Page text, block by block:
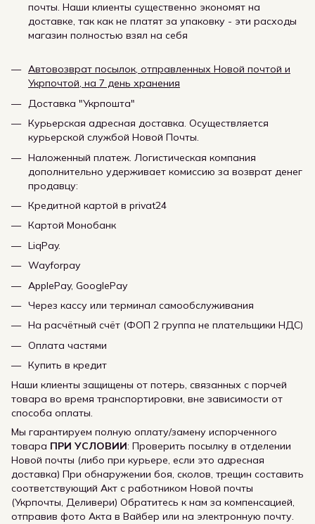
почты. Наши клиенты существенно экономят на
доставке, так как не платят за упаковку - эти расходы
магазин полностью взял на себя
Автовозврат посылок, отправленных Новой почтой и
Укрпочтой, на 7 день хранения
Доставка "Укрпошта"
Курьерская адресная доставка. Осуществляется
курьерской службой Новой Почты.
Наложенный платеж. Логистическая компания
дополнительно удерживает комиссию за возврат денег
продавцу:
Кредитной картой в privat24
Картой Монобанк
LiqPay.
Wayforpay
ApplePay, GooglePay
Через кассу или терминал самообслуживания
На расчётный счёт (ФОП 2 группа не плательщики НДС)
Оплата частями
Купить в кредит
Наши клиенты защищены от потерь, связанных с порчей
товара во время транспортировки, вне зависимости от
способа оплаты.
Мы гарантируем полную оплату/замену испорченного
товара ПРИ УСЛОВИИ: Проверить посылку в отделении
Новой почты (либо при курьере, если это адресная
доставка) При обнаружении боя, сколов, трещин составить
соответствующий Акт с работником Новой почты
(Укрпочты, Деливери) Обратитесь к нам за компенсацией,
отправив фото Акта в Вайбер или на электронную почту.